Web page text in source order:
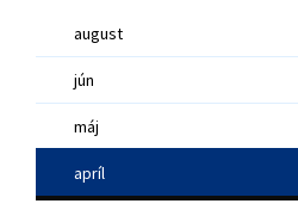
august
jún
máj
apríl